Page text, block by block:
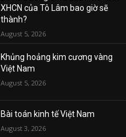
XHCN của Tô Lâm bao giờ sẽ
thành?
August 5, 2026
Khủng hoảng kim cương vàng
Việt Nam
August 5, 2026
Bài toán kinh tế Việt Nam
August 3, 2026